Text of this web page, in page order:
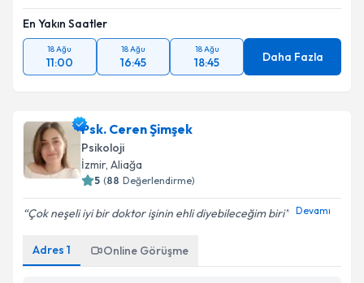
En Yakın Saatler
18 Ağu
11:00
18 Ağu
16:45
18 Ağu
18:45 Daha Fazla
Psk. Ceren Şimşek
Psikoloji
İzmir, Aliağa
5 (88 Değerlendirme)
Çok neşeli iyi bir doktor işinin ehli diyebileceğim biri Devamı
Adres 1 Online Görüşme